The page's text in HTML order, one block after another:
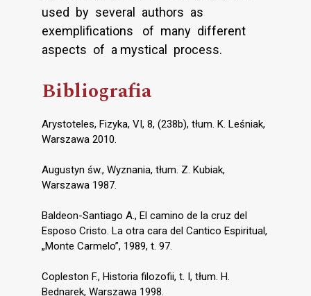
used by several authors as
exemplifications of many different
aspects of a mystical process.
Bibliografia
Arystoteles, Fizyka, VI, 8, (238b), tłum. K. Leśniak,
Warszawa 2010.
Augustyn św., Wyznania, tłum. Z. Kubiak,
Warszawa 1987.
Baldeon-Santiago A., El camino de la cruz del
Esposo Cristo. La otra cara del Cantico Espiritual,
„Monte Carmelo”, 1989, t. 97.
Copleston F., Historia filozofii, t. I, tłum. H.
Bednarek, Warszawa 1998.